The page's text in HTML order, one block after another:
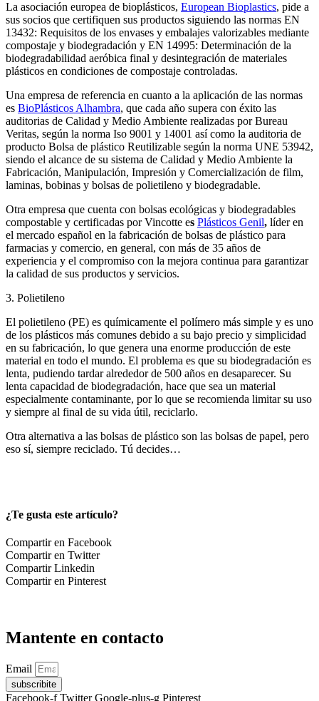
La asociación europea de bioplásticos, European Bioplastics, pide a
sus socios que certifiquen sus productos siguiendo las normas EN
13432: Requisitos de los envases y embalajes valorizables mediante
compostaje y biodegradación y EN 14995: Determinación de la
biodegradabilidad aeróbica final y desintegración de materiales
plásticos en condiciones de compostaje controladas.
Una empresa de referencia en cuanto a la aplicación de las normas
es BioPlásticos Alhambra, que cada año supera con éxito las
auditorias de Calidad y Medio Ambiente realizadas por Bureau
Veritas, según la norma Iso 9001 y 14001 así como la auditoria de
producto Bolsa de plástico Reutilizable según la norma UNE 53942,
siendo el alcance de su sistema de Calidad y Medio Ambiente la
Fabricación, Manipulación, Impresión y Comercialización de film,
laminas, bobinas y bolsas de polietileno y biodegradable.
Otra empresa que cuenta con bolsas ecológicas y biodegradables
compostable y certificadas por Vincotte es Plásticos Genil, líder en
el mercado español en la fabricación de bolsas de plástico para
farmacias y comercio, en general, con más de 35 años de
experiencia y el compromiso con la mejora continua para garantizar
la calidad de sus productos y servicios.
3. Polietileno
El polietileno (PE) es químicamente el polímero más simple y es uno
de los plásticos más comunes debido a su bajo precio y simplicidad
en su fabricación, lo que genera una enorme producción de este
material en todo el mundo. El problema es que su biodegradación es
lenta, pudiendo tardar alrededor de 500 años en desaparecer. Su
lenta capacidad de biodegradación, hace que sea un material
especialmente contaminante, por lo que se recomienda limitar su uso
y siempre al final de su vida útil, reciclarlo.
Otra alternativa a las bolsas de plástico son las bolsas de papel, pero
eso sí, siempre reciclado. Tú decides…
¿Te gusta este artículo?
Compartir en Facebook
Compartir en Twitter
Compartir Linkedin
Compartir en Pinterest
Mantente en contacto
Email
subscribite
Facebook-f Twitter Google-plus-g Pinterest